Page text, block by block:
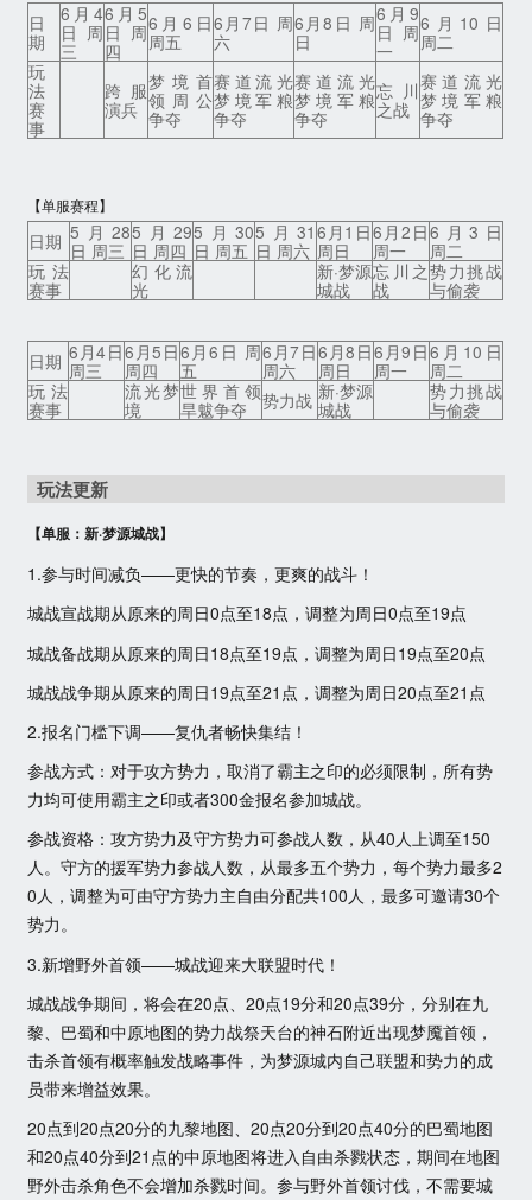
日
期
6月4
日 周
三
6月5
日 周
四
6月6日
周五
6月7日 周
六
6月8日 周
日
6月9
日 周
一
6月10日
周二
玩
法
赛
事
跨服
演兵
梦境首
领周公
争夺
赛道流光
梦境军粮
争夺
赛道流光
梦境军粮
争夺
忘川
之战
赛道流光
梦境军粮
争夺
【单服赛程】
日期 5月28
日 周三
5月29
日 周四
5月30
日 周五
5月31
日 周六
6月1日
周日
6月2日
周一
6月3日
周二
玩法
赛事
幻化流
光
新·梦源
城战
忘川之
战
势力挑战
与偷袭
日期 6月4日
周三
6月5日
周四
6月6日 周
五
6月7日
周六
6月8日
周日
6月9日
周一
6月10日
周二
玩法
赛事
流光梦
境
世界首领
旱魃争夺
势力战 新·梦源
城战
势力挑战
与偷袭
玩法更新
【单服：新·梦源城战】
1.参与时间减负——更快的节奏，更爽的战斗！
城战宣战期从原来的周日0点至18点，调整为周日0点至19点
城战备战期从原来的周日18点至19点，调整为周日19点至20点
城战战争期从原来的周日19点至21点，调整为周日20点至21点
2.报名门槛下调——复仇者畅快集结！
参战方式：对于攻方势力，取消了霸主之印的必须限制，所有势
力均可使用霸主之印或者300金报名参加城战。
参战资格：攻方势力及守方势力可参战人数，从40人上调至150
人。守方的援军势力参战人数，从最多五个势力，每个势力最多2
0人，调整为可由守方势力主自由分配共100人，最多可邀请30个
势力。
3.新增野外首领——城战迎来大联盟时代！
城战战争期间，将会在20点、20点19分和20点39分，分别在九
黎、巴蜀和中原地图的势力战祭天台的神石附近出现梦魇首领，
击杀首领有概率触发战略事件，为梦源城内自己联盟和势力的成
员带来增益效果。
20点到20点20分的九黎地图、20点20分到20点40分的巴蜀地图
和20点40分到21点的中原地图将进入自由杀戮状态，期间在地图
野外击杀角色不会增加杀戮时间。参与野外首领讨伐，不需要城